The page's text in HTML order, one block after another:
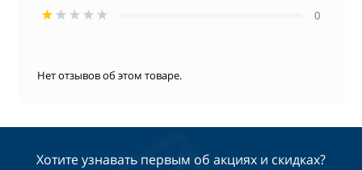
0
Нет отзывов об этом товаре.
Хотите узнавать первым об акциях и скидках?